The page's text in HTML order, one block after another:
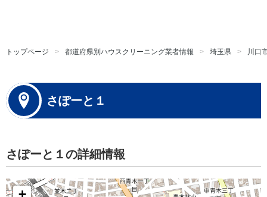
トップページ 都道府県別ハウスクリーニング業者情報 埼玉県 川口
さぽーと１
さぽーと１の詳細情報